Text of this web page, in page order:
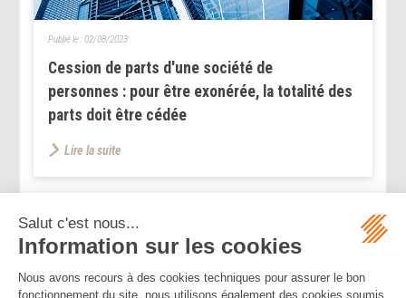
Cession de parts d'une société de
personnes : pour être exonérée, la totalité des
parts doit être cédée
Publié le :02/08/2023
Lire la suite
<< < ... 193
>>